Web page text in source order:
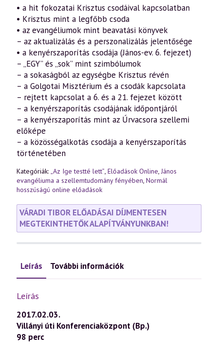
János
evangéliuma
a
szellemtudomány
fényében
37.
rész
(2017.02.03.)
mennyiség
• a hit fokozatai Krisztus csodáival kapcsolatban
• Krisztus mint a legfőbb csoda
• az evangéliumok mint beavatási könyvek
– az aktualizálás és a perszonalizálás jelentősége
• a kenyérszaporítás csodája (János-ev. 6. fejezet)
– „EGY” és „sok” mint szimbólumok
– a sokaságból az egységbe Krisztus révén
– a Golgotai Misztérium és a csodák kapcsolata
– rejtett kapcsolat a 6. és a 21. fejezet között
– a kenyérszaporítás csodájának időpontjáról
– a kenyérszaporítás mint az Úrvacsora szellemi
előképe
– a közösségalkotás csodája a kenyérszaporítás
történetében
Kategóriák: „Az Ige testté lett”, Előadások Online, János
evangéliuma a szellemtudomány fényében, Normál
hosszúságú online előadások
VÁRADI TIBOR ELŐADÁSAI DÍJMENTESEN
MEGTEKINTHETŐK ALAPÍTVÁNYUNKBAN!
Leírás További információk
Leírás
2017.02.03.
Villányi úti Konferenciaközpont (Bp.)
98 perc